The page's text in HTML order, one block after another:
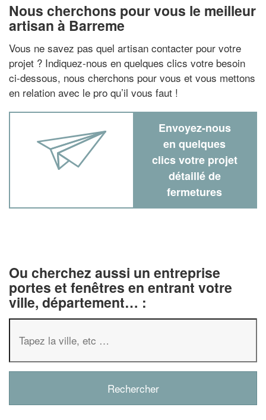
Nous cherchons pour vous le meilleur
artisan à Barreme
Vous ne savez pas quel artisan contacter pour votre
projet ? Indiquez-nous en quelques clics votre besoin
ci-dessous, nous cherchons pour vous et vous mettons
en relation avec le pro qu’il vous faut !
Envoyez-nous
en quelques
clics votre projet
détaillé de
fermetures
Ou cherchez aussi un entreprise
portes et fenêtres en entrant votre
ville, département… :
✕
Vous êtes un